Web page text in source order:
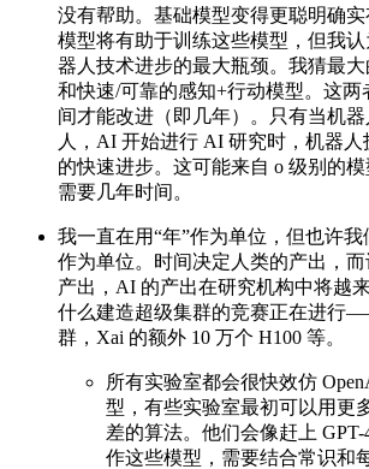
没有帮助。基础模型变得更聪明确
模型将有助于训练这些模型，但我
器人技术进步的最大瓶颈。我猜最
和快速/可靠的感知+行动模型。这两
间才能改进（即几年）。只有当机
人，AI 开始进行 AI 研究时，机器
的快速进步。这可能来自 o 级别的
需要几年时间。
我一直在用“年”作为单位，但也许我
作为单位。时间决定人类的产出，
产出，AI 的产出在研究机构中将越
什么建造超级集群的竞赛正在进行
群，Xai 的额外 10 万个 H100 等。
所有实验室都会很快效仿
型，有些实验室最初可以用更
差的算法。他们会像赶上 GPT-
作这些模型，需要结合常识和